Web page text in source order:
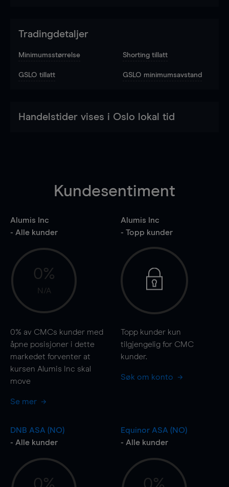
Tradingdetaljer
Minimumsstørrelse Shorting tillatt
GSLO tillatt GSLO minimumsavstand
Handelstider vises i Oslo lokal tid
Kundesentiment
Alumis Inc
- Alle kunder
0%
N/A
0% av CMCs kunder med
åpne posisjoner i dette
markedet forventer at
kursen Alumis Inc skal
move
Se mer
Alumis Inc
- Topp kunder
Topp kunder kun
tilgjengelig for CMC
kunder.
Søk om konto
DNB ASA (NO)
- Alle kunder
Equinor ASA (NO)
- Alle kunder